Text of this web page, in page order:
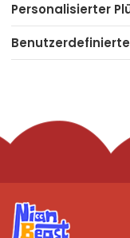
Personalisierter